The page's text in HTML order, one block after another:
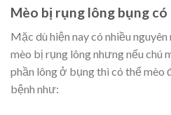
Mèo bị rụng lông bụng có
Mặc dù hiện nay có nhiều nguyên
mèo bị rụng lông nhưng nếu chú
phần lông ở bụng thì có thể mèo
bệnh như: